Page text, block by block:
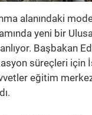
alanındaki
yeni bir
Başbakan
süreçleri için
eğitim